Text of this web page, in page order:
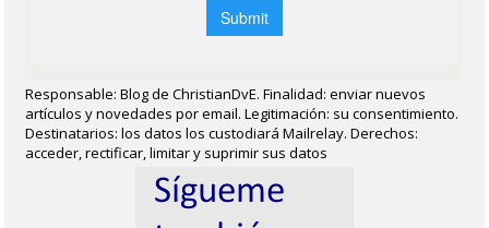
Responsable: Blog de ChristianDvE. Finalidad: enviar nuevos
artículos y novedades por email. Legitimación: su consentimiento.
Destinatarios: los datos los custodiará Mailrelay. Derechos:
acceder, rectificar, limitar y suprimir sus datos